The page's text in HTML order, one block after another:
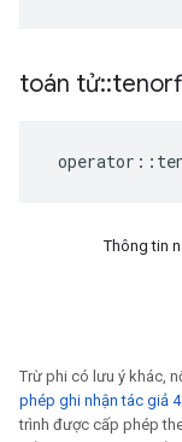
toán tử::
operator ::
Thông tin
Trừ phi có lưu ý khác,
phép ghi nhận tác giả
trình được cấp phép